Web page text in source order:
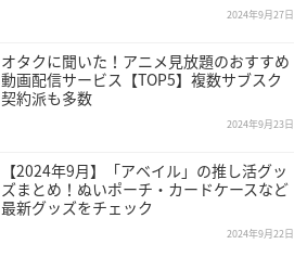
2024年9月27日
オタクに聞いた！アニメ見放題のおすすめ
動画配信サービス【TOP5】複数サブスク
契約派も多数
2024年9月23日
【2024年9月】「アベイル」の推し活グッ
ズまとめ！ぬいポーチ・カードケースなど
最新グッズをチェック
2024年9月22日